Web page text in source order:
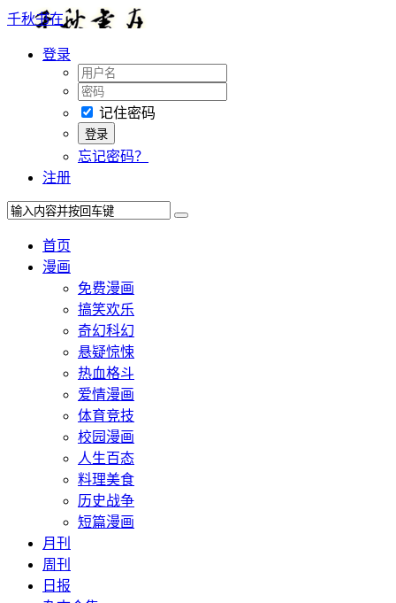
千秋书在
登录
记住密码
忘记密码？
注册
首页
漫画
免费漫画
搞笑欢乐
奇幻科幻
悬疑惊悚
热血格斗
爱情漫画
体育竞技
校园漫画
人生百态
料理美食
历史战争
短篇漫画
月刊
周刊
日报